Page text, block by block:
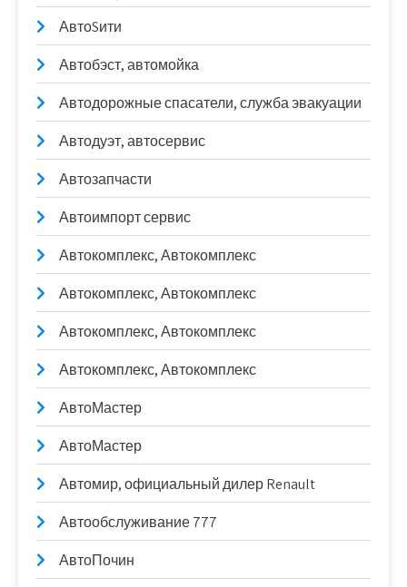
АвтоSити
Автобэст, автомойка
Автодорожные спасатели, служба эвакуации
Автодуэт, автосервис
Автозапчасти
Автоимпорт сервис
Автокомплекс, Автокомплекс
Автокомплекс, Автокомплекс
Автокомплекс, Автокомплекс
Автокомплекс, Автокомплекс
АвтоМастер
АвтоМастер
Автомир, официальный дилер Renault
Автообслуживание 777
АвтоПочин